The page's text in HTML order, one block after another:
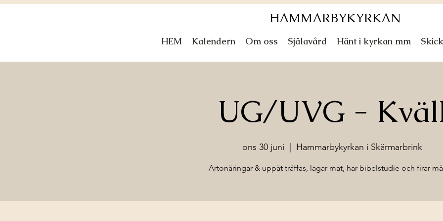
HAMMARBYKYRKAN
HEM Kalendern Om oss Själavård Hänt i kyrkan mm
UG/UVG -
ons 30 juni Hammarbykyrkan i Skärmarbrink
Artonåringar & uppåt träffas, lagar mat, har bibelstudie och firar